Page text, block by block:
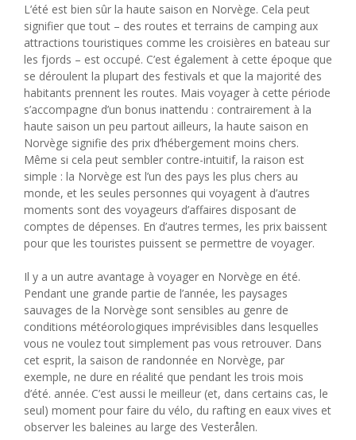
L’été est bien sûr la haute saison en Norvège. Cela peut
signifier que tout – des routes et terrains de camping aux
attractions touristiques comme les croisières en bateau sur
les fjords – est occupé. C’est également à cette époque que
se déroulent la plupart des festivals et que la majorité des
habitants prennent les routes. Mais voyager à cette période
s’accompagne d’un bonus inattendu : contrairement à la
haute saison un peu partout ailleurs, la haute saison en
Norvège signifie des prix d’hébergement moins chers.
Même si cela peut sembler contre-intuitif, la raison est
simple : la Norvège est l’un des pays les plus chers au
monde, et les seules personnes qui voyagent à d’autres
moments sont des voyageurs d’affaires disposant de
comptes de dépenses. En d’autres termes, les prix baissent
pour que les touristes puissent se permettre de voyager.
Il y a un autre avantage à voyager en Norvège en été.
Pendant une grande partie de l’année, les paysages
sauvages de la Norvège sont sensibles au genre de
conditions météorologiques imprévisibles dans lesquelles
vous ne voulez tout simplement pas vous retrouver. Dans
cet esprit, la saison de randonnée en Norvège, par
exemple, ne dure en réalité que pendant les trois mois
d’été. année. C’est aussi le meilleur (et, dans certains cas, le
seul) moment pour faire du vélo, du rafting en eaux vives et
observer les baleines au large des Vesterålen.